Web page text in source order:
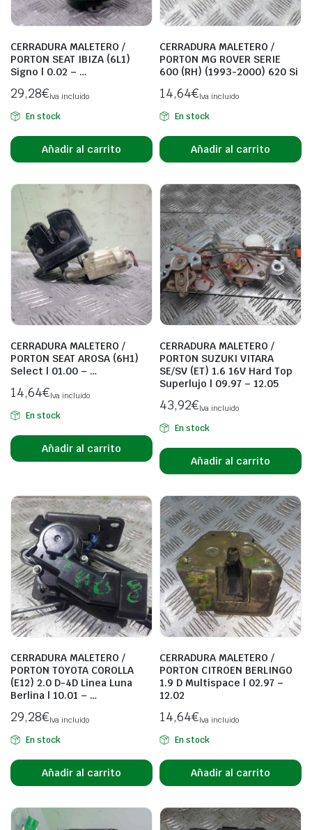
CERRADURA MALETERO /
PORTON SEAT IBIZA (6L1)
Signo | 0.02 – …
29,28€Iva incluido
En stock
Añadir al carrito
CERRADURA MALETERO /
PORTON MG ROVER SERIE
600 (RH) (1993-2000) 620 Si
14,64€Iva incluido
En stock
Añadir al carrito
CERRADURA MALETERO /
PORTON SEAT AROSA (6H1)
Select | 01.00 – …
14,64€Iva incluido
En stock
Añadir al carrito
CERRADURA MALETERO /
PORTON SUZUKI VITARA
SE/SV (ET) 1.6 16V Hard Top
Superlujo | 09.97 – 12.05
43,92€Iva incluido
En stock
Añadir al carrito
CERRADURA MALETERO /
PORTON TOYOTA COROLLA
(E12) 2.0 D-4D Linea Luna
Berlina | 10.01 – …
29,28€Iva incluido
En stock
Añadir al carrito
CERRADURA MALETERO /
PORTON CITROEN BERLINGO
1.9 D Multispace | 02.97 –
12.02
14,64€Iva incluido
En stock
Añadir al carrito